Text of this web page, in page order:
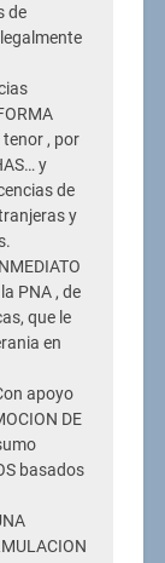
de
tenor , por
y
de
y
PNA , de
que le
en
apoyo
DE
basados